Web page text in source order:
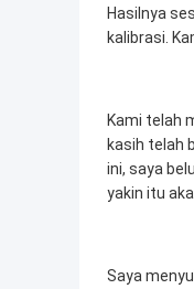
Hasilnya
kalibrasi.
Kami telah
kasih telah
ini, saya
yakin itu
Saya